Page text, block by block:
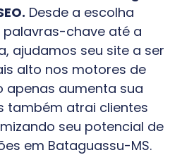
Desde a escolha
chave até a
ajudamos seu site a ser
alto nos motores de
apenas aumenta sua
também atrai clientes
seu potencial de
em Bataguassu-MS.